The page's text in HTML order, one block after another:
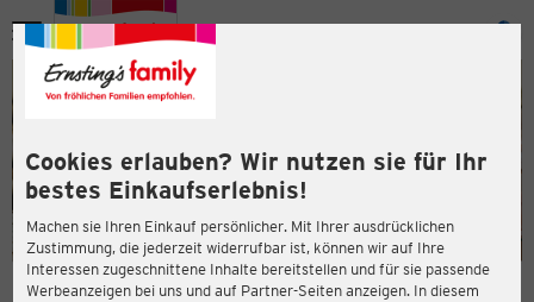
Cookies erlauben? Wir nutzen sie für Ihr
bestes Einkaufserlebnis!
Machen sie Ihren Einkauf persönlicher. Mit Ihrer ausdrücklichen
Zustimmung, die jederzeit widerrufbar ist, können wir auf Ihre
Interessen zugeschnittene Inhalte bereitstellen und für sie passende
Werbeanzeigen bei uns und auf Partner-Seiten anzeigen. In diesem
Menü